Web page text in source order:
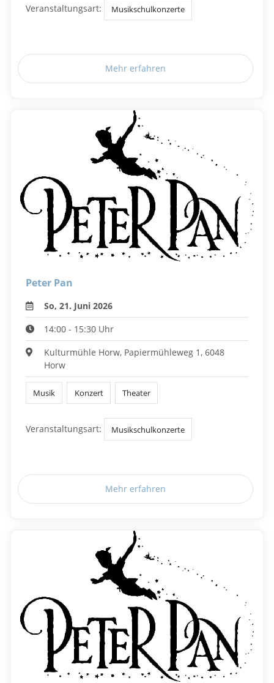
Veranstaltungsart: Musikschulkonzerte
Mehr erfahren
Peter Pan
So, 21. Juni 2026
14:00 - 15:30 Uhr
Kulturmühle Horw, Papiermühleweg 1, 6048
Horw
Musik Konzert Theater
Veranstaltungsart: Musikschulkonzerte
Mehr erfahren